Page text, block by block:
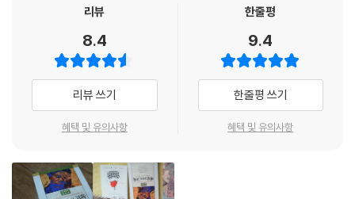
멜키아데스가 큰소리로 외치곤 했다. 이글이글 타오른느 어느 날 정오, 집
시들은 그 거대한 돋보기를 가지고 놀라운 광경을 보여주었다. 그들은 길
한가운데에 마른 풀잎들ㅇ르 쌓아놓고서 태양 광선을 모아 불을 붙였다.
그 자석 건이 실패로 돌아간 것 때문에 아직 마음을 달래지 못하고 있던 호
세 아르까디오 부엔디아는 그 발명품을 전쟁 무기로 사용할 수 있을 거라
는 생각을 품게 되었다. 멜키아데스는 다시금 그의 생각을 고치려고 애쓴
그러나 결국 멜키아데스는 그 돋보기를 그에게 내주고 자석들과 식민지 시
이 작품에는 우르슬라 말고도 「카탈로니아의 현인」이라고 불리는 스페인
기 직전까지 서점을 경영하면서 이 마을에서 산다. 책더미 속에 묻혀 세 상
자에 달하는 많은 양의 원고를 집필하는 그는 콜롬비아에 대한 스페인의
정신적 지배를 상징적으로 보여 준다.
비록 잠시나마 콜롬비아는 스페인 말고도 영국의 지배를 받기도 한다. 영
이 리로아차로 피신하여 온 것도 바로 드레이크경의 공격을 피하기 위해서
였다는 점을 상기할 필요가 있다.
리뷰
8.4
리뷰 쓰기
혜택 및 유의사항
한줄평
9.4
한줄평 쓰기
혜택 및 유의사항